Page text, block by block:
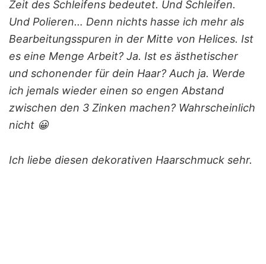
Zeit des Schleifens bedeutet. Und Schleifen.
Und Polieren… Denn nichts hasse ich mehr als
Bearbeitungsspuren in der Mitte von Helices. Ist
es eine Menge Arbeit? Ja. Ist es ästhetischer
und schonender für dein Haar? Auch ja. Werde
ich jemals wieder einen so engen Abstand
zwischen den 3 Zinken machen? Wahrscheinlich
nicht 😀
Ich liebe diesen dekorativen Haarschmuck sehr.